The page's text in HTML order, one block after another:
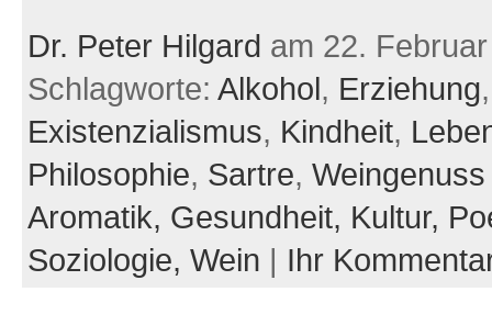
Dr. Peter Hilgard am 22.
Schlagworte: Alkohol, Erziehung,
Existenzialismus, Kindheit,
Philosophie, Sartre, Weingenuss
Aromatik, Gesundheit, Kultur,
Soziologie, Wein | Ihr